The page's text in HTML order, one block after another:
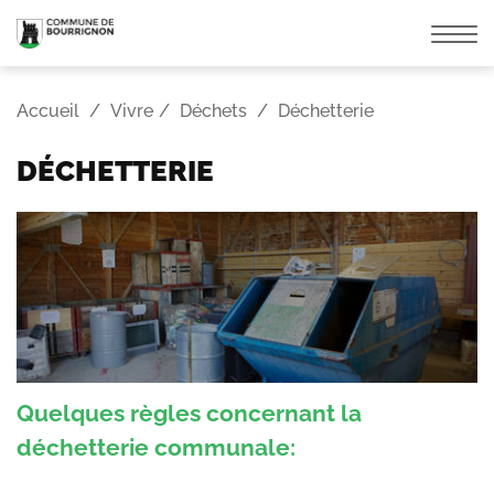
la
Accueil Vivre Déchets Déchetterie
DÉCHETTERIE
Quelques règles concernant la
déchetterie communale: